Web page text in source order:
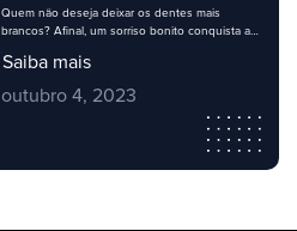
Quem não deseja deixar os dentes mais
brancos? Afinal, um sorriso bonito conquista a
muitas pessoas se sentem inseguras ao
ou manchados. Existem vários procedimentos
e tratamentos para resolver o problema, mas
algumas dicas simples podem ajudar a deixar
Saiba mais
outubro 4, 2023